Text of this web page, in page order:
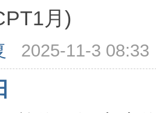
月)
2025-11-3 08:33